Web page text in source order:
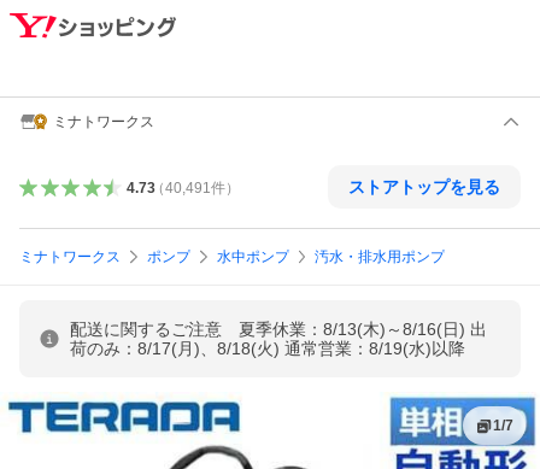
ミナトワークス
4.73（40,491件） ストアトップを見る
ミナトワークス ポンプ 水中ポンプ 汚水・排水用ポンプ
配送に関するご注意 夏季休業：8/13(木)～8/16(日) 出
荷のみ：8/17(月)、8/18(火) 通常営業：8/19(水)以降
1/7